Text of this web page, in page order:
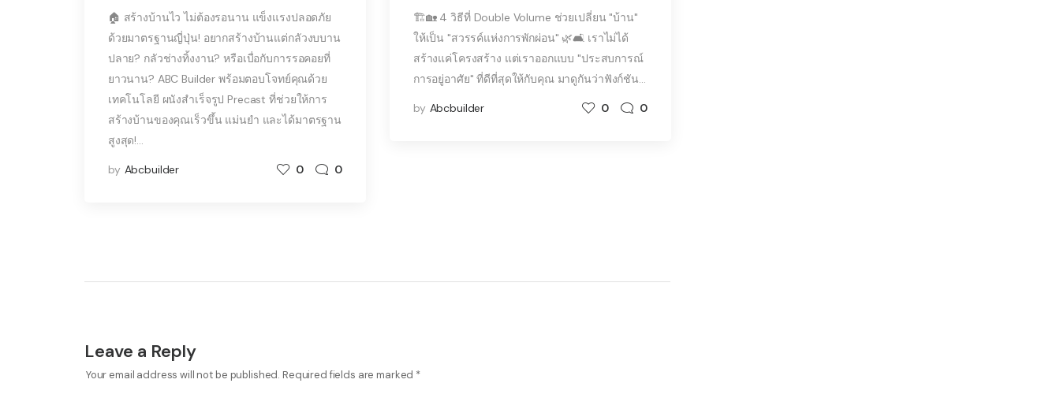
🏠 สร้างบ้านไว ไม่ต้องรอนาน แข็งแรงปลอดภัย
ด้วยมาตรฐานญี่ปุ่น! อยากสร้างบ้านแต่กลัวงบบาน
ปลาย? กลัวช่างทิ้งงาน? หรือเบื่อกับการรอคอยที่
ยาวนาน? ABC Builder พร้อมตอบโจทย์คุณด้วย
เทคโนโลยี ผนังสำเร็จรูป Precast ที่ช่วยให้การ
สร้างบ้านของคุณเร็วขึ้น แม่นยำ และได้มาตรฐาน
สูงสุด!…
by Abcbuilder 0 0
พักผ่อน” 🌿🛋️
🏗️🏡 4 วิธีที่ Double Volume ช่วยเปลี่ยน "บ้าน"
ให้เป็น "สวรรค์แห่งการพักผ่อน" 🌿🛋️ เราไม่ได้
สร้างแค่โครงสร้าง แต่เราออกแบบ "ประสบการณ์
การอยู่อาศัย" ที่ดีที่สุดให้กับคุณ มาดูกันว่าฟังก์ชัน…
by Abcbuilder 0 0
Leave a Reply
Your email address will not be published. Required fields are marked *